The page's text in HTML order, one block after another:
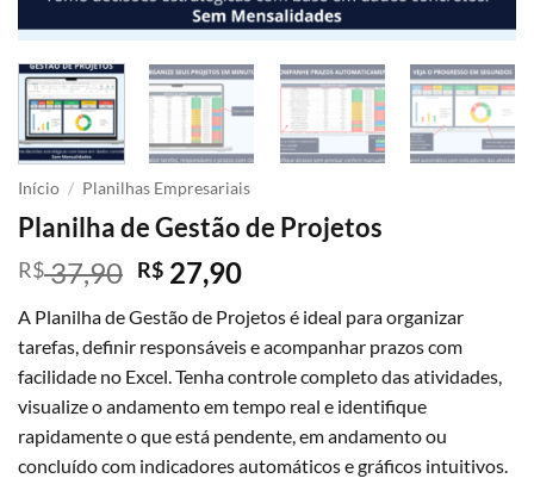
Início / Planilhas Empresariais
Planilha de Gestão de Projetos
R$37,90 O
preço
original
era:
R$ 37,90.
R$ 27,90O
atual
é:
R$ 27,90.
A Planilha de Gestão de Projetos é ideal para organizar
tarefas, definir responsáveis e acompanhar prazos com
facilidade no Excel. Tenha controle completo das atividades,
visualize o andamento em tempo real e identifique
rapidamente o que está pendente, em andamento ou
concluído com indicadores automáticos e gráficos intuitivos.